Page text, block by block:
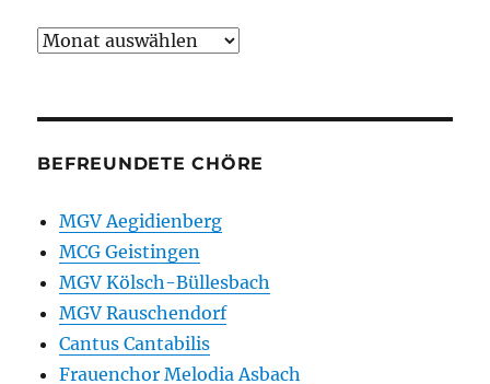
Archiv
BEFREUNDETE CHÖRE
MGV Aegidienberg
MCG Geistingen
MGV Kölsch-Büllesbach
MGV Rauschendorf
Cantus Cantabilis
Frauenchor Melodia Asbach